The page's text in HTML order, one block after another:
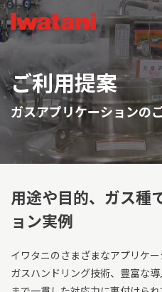
ご利用提案
ガスアプリケーションの
用途や目的、ガス種
ョン実例
イワタニのさまざまなアプリケ
ガスハンドリング技術、豊富な